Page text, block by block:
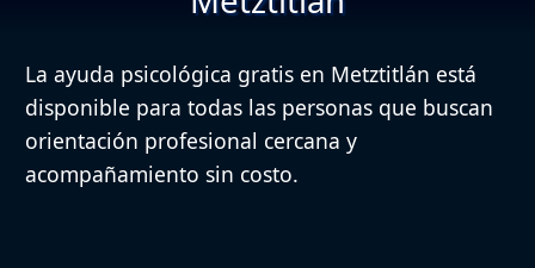
La ayuda psicológica gratis en Metztitlán está
disponible para todas las personas que buscan
orientación profesional cercana y
acompañamiento sin costo.